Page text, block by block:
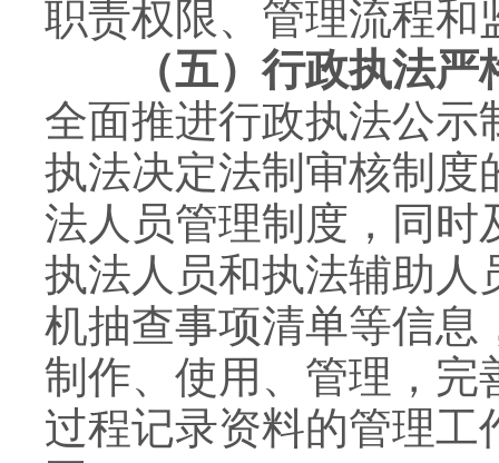
职责权限、管理流程和
（五）行政执法严
全面推进行政执法公示
执法决定法制审核制度
法人员管理制度，同时
执法人员和执法辅助人
机抽查事项清单等信息
制作、使用、管理，完
过程记录资料的管理工